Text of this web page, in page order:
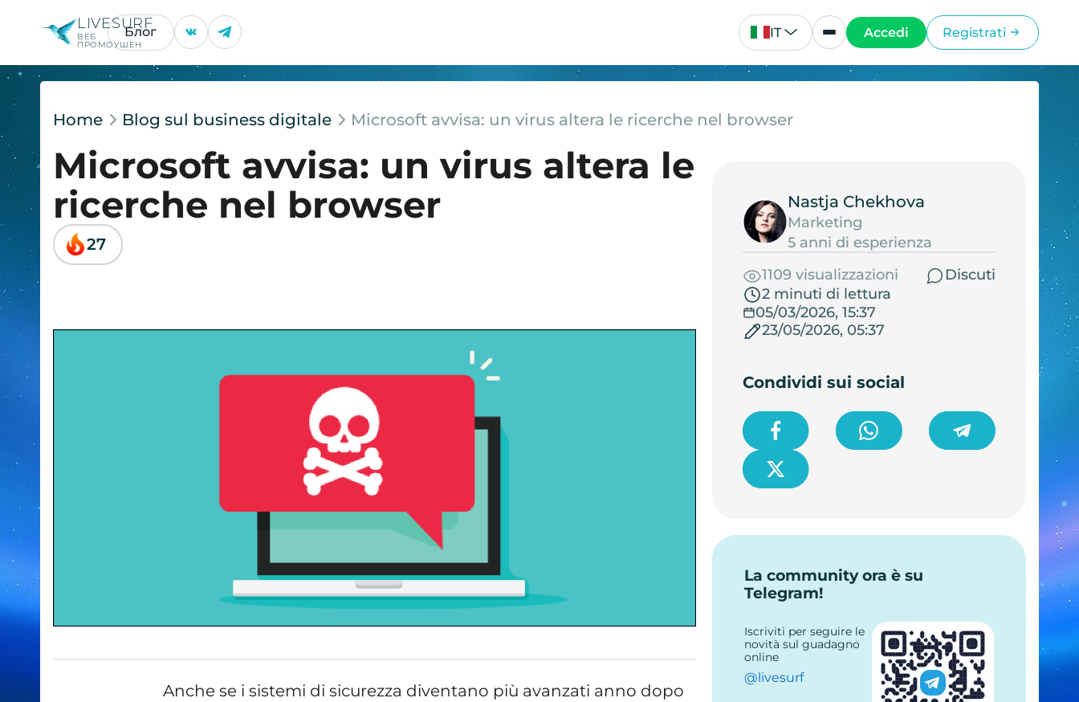
LIVESURF
ВЕБ
ПРОМОУШЕН
Блог IT Accedi Registrati
Home Blog sul business digitale Microsoft avvisa: un virus altera le ricerche nel browser
Microsoft avvisa: un virus altera le
ricerche nel browser
27
Anche se i sistemi di sicurezza diventano più avanzati anno dopo
Nastja Chekhova
Marketing
5 anni di esperienza
1109 visualizzazioni
Discuti
2 minuti di lettura
05/03/2026, 15:37
23/05/2026, 05:37
Condividi sui social
La community ora è su
Telegram!
Iscriviti per seguire le
novità sul guadagno
online
@livesurf